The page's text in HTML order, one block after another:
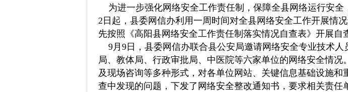
为进一步强化网络安全工作责任制，保障全县网络运行安全
2日起，县委网信办利用一周时间对全县网络安全工作开展情
先按照《高阳县网络安全工作责任制落实情况自查表》开展自
9月9日，县委网信办联合县公安局邀请网络安全专业技术
局、教体局、行政审批局、中医院等六家单位的网络安全情
及现场咨询等多种形式，对各单位网站、关键信息基础设施
查中发现的问题，下发了网络安全整改通知书，要求相关责任